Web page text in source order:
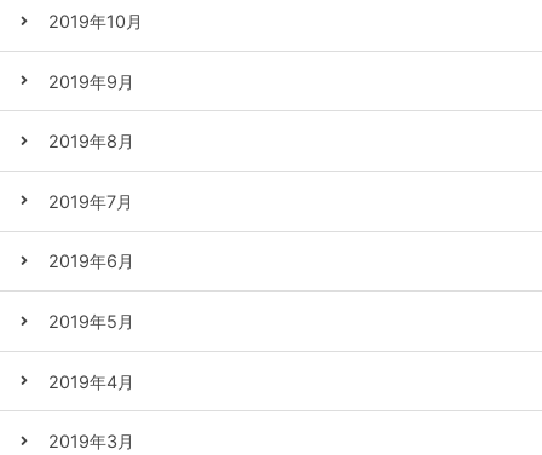
2019年10月
2019年9月
2019年8月
2019年7月
2019年6月
2019年5月
2019年4月
2019年3月